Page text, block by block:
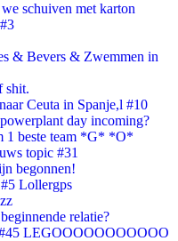
schuiven met karton
& Bevers & Zwemmen in
shit.
Ceuta in Spanje,l #10
day incoming?
1 beste team *G* *O*
topic #31
begonnen!
Lollergps
relatie?
LEGOOOOOOOOOOO